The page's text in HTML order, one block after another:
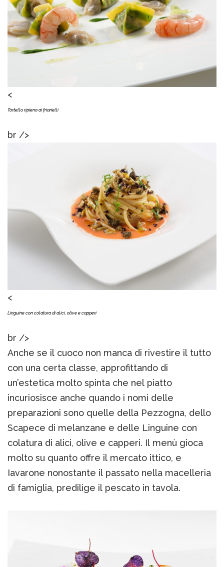
<
Tortello ripieno ai friarielli
br />
<
Linguine con colatura di alici, olive e capperi
br />
Anche se il cuoco non manca di rivestire il tutto
con una certa classe, approfittando di
un’estetica molto spinta che nel piatto
incuriosisce anche quando i nomi delle
preparazioni sono quelle della Pezzogna, dello
Scapece di melanzane e delle Linguine con
colatura di alici, olive e capperi. Il menù gioca
molto su quanto offre il mercato ittico, e
Iavarone nonostante il passato nella macelleria
di famiglia, predilige il pescato in tavola.